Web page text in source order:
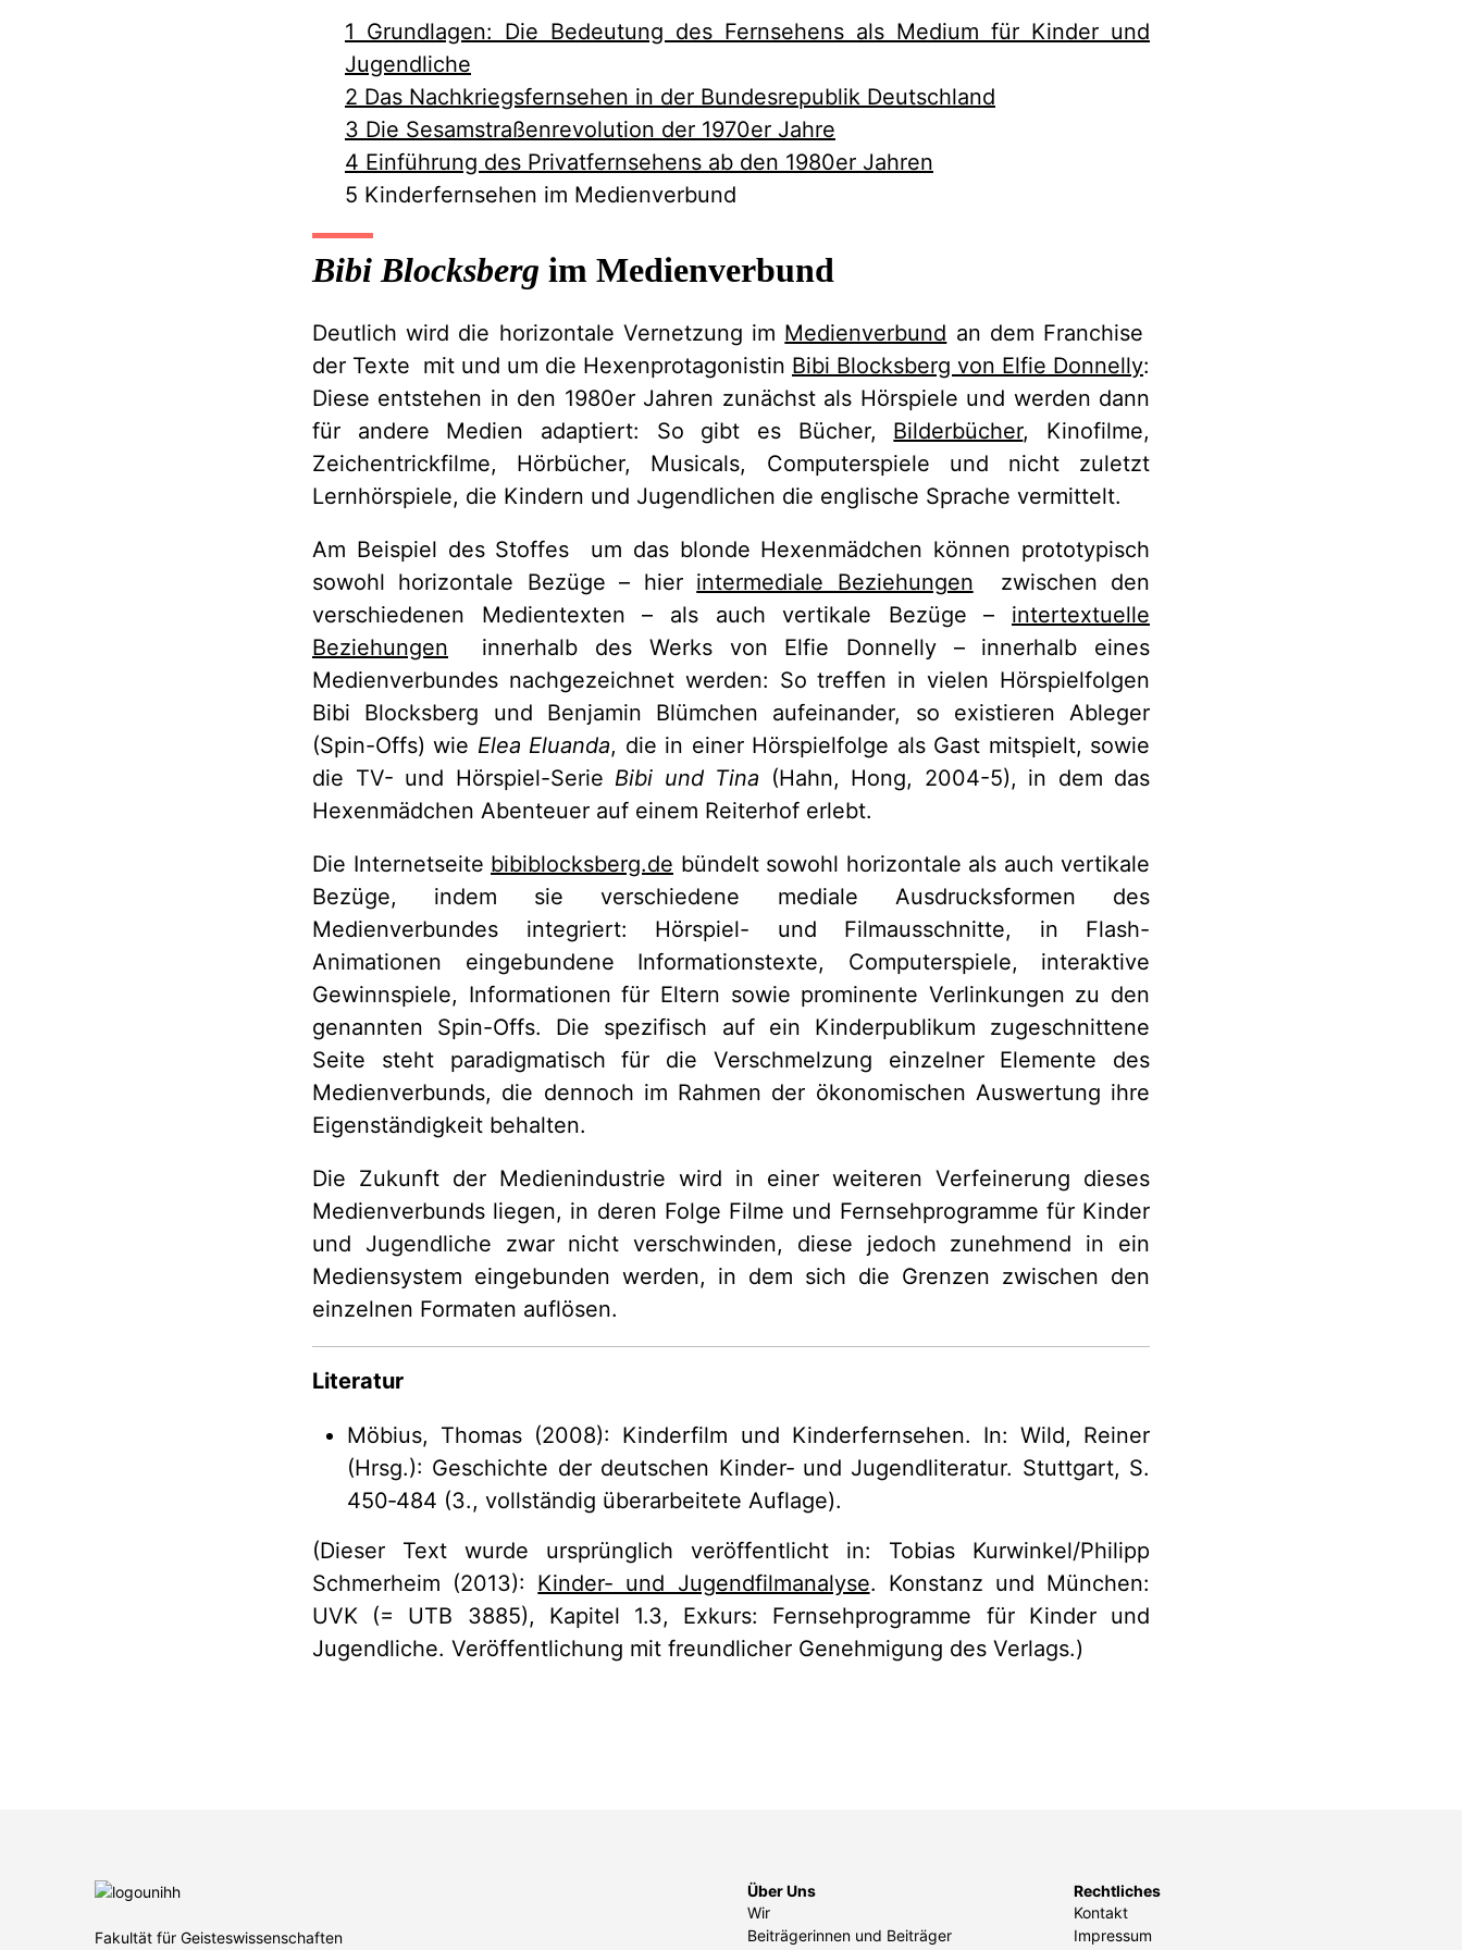
1 Grundlagen: Die Bedeutung des Fernsehens als Medium für Kinder und
Jugendliche
2 Das Nachkriegsfernsehen in der Bundesrepublik Deutschland
3 Die Sesamstraßenrevolution der 1970er Jahre
4 Einführung des Privatfernsehens ab den 1980er Jahren
5 Kinderfernsehen im Medienverbund
Bibi Blocksberg im Medienverbund
Deutlich wird die horizontale Vernetzung im Medienverbund an dem Franchise
der Texte mit und um die Hexenprotagonistin Bibi Blocksberg von Elfie Donnelly:
Diese entstehen in den 1980er Jahren zunächst als Hörspiele und werden dann
für andere Medien adaptiert: So gibt es Bücher, Bilderbücher, Kinofilme,
Zeichentrickfilme, Hörbücher, Musicals, Computerspiele und nicht zuletzt
Lernhörspiele, die Kindern und Jugendlichen die englische Sprache vermittelt.
Am Beispiel des Stoffes um das blonde Hexenmädchen können prototypisch
sowohl horizontale Bezüge – hier intermediale Beziehungen zwischen den
verschiedenen Medientexten – als auch vertikale Bezüge – intertextuelle
Beziehungen innerhalb des Werks von Elfie Donnelly – innerhalb eines
Medienverbundes nachgezeichnet werden: So treffen in vielen Hörspielfolgen
Bibi Blocksberg und Benjamin Blümchen aufeinander, so existieren Ableger
(Spin-Offs) wie Elea Eluanda, die in einer Hörspielfolge als Gast mitspielt, sowie
die TV- und Hörspiel-Serie Bibi und Tina (Hahn, Hong, 2004-5), in dem das
Hexenmädchen Abenteuer auf einem Reiterhof erlebt.
Die Internetseite bibiblocksberg.de bündelt sowohl horizontale als auch vertikale
Bezüge, indem sie verschiedene mediale Ausdrucksformen des
Medienverbundes integriert: Hörspiel- und Filmausschnitte, in Flash-
Animationen eingebundene Informationstexte, Computerspiele, interaktive
Gewinnspiele, Informationen für Eltern sowie prominente Verlinkungen zu den
genannten Spin-Offs. Die spezifisch auf ein Kinderpublikum zugeschnittene
Seite steht paradigmatisch für die Verschmelzung einzelner Elemente des
Medienverbunds, die dennoch im Rahmen der ökonomischen Auswertung ihre
Eigenständigkeit behalten.
Die Zukunft der Medienindustrie wird in einer weiteren Verfeinerung dieses
Medienverbunds liegen, in deren Folge Filme und Fernsehprogramme für Kinder
und Jugendliche zwar nicht verschwinden, diese jedoch zunehmend in ein
Mediensystem eingebunden werden, in dem sich die Grenzen zwischen den
einzelnen Formaten auflösen.
Literatur
Möbius, Thomas (2008): Kinderfilm und Kinderfernsehen. In: Wild, Reiner
(Hrsg.): Geschichte der deutschen Kinder‐ und Jugendliteratur. Stuttgart, S.
450‐484 (3., vollständig überarbeitete Auflage).
(Dieser Text wurde ursprünglich veröffentlicht in: Tobias Kurwinkel/Philipp
Schmerheim (2013): Kinder- und Jugendfilmanalyse. Konstanz und München:
UVK (= UTB 3885), Kapitel 1.3, Exkurs: Fernsehprogramme für Kinder und
Jugendliche. Veröffentlichung mit freundlicher Genehmigung des Verlags.)
Fakultät für Geisteswissenschaften
Über Uns
Wir
Beiträgerinnen und Beiträger
Rechtliches
Kontakt
Impressum